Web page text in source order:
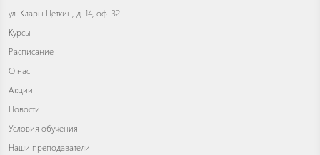
ул. Клары Цеткин, д. 14, оф. 32
Курсы
Расписание
О нас
Акции
Новости
Условия обучения
Наши преподаватели